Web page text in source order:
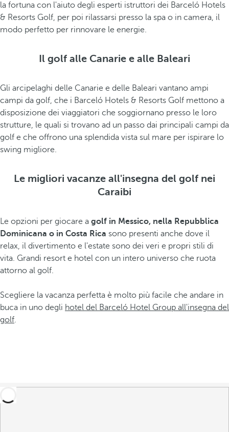
la fortuna con l'aiuto degli esperti istruttori dei Barceló Hotels
& Resorts Golf, per poi rilassarsi presso la spa o in camera, il
modo perfetto per rinnovare le energie.
Il golf alle Canarie e alle Baleari
Gli arcipelaghi delle Canarie e delle Baleari vantano ampi
campi da golf, che i Barceló Hotels & Resorts Golf mettono a
disposizione dei viaggiatori che soggiornano presso le loro
strutture, le quali si trovano ad un passo dai principali campi da
golf e che offrono una splendida vista sul mare per ispirare lo
swing migliore.
Le migliori vacanze all'insegna del golf nei
Caraibi
Le opzioni per giocare a golf in Messico, nella Repubblica
Dominicana o in Costa Rica sono presenti anche dove il
relax, il divertimento e l'estate sono dei veri e propri stili di
vita. Grandi resort e hotel con un intero universo che ruota
attorno al golf.
Scegliere la vacanza perfetta è molto più facile che andare in
buca in uno degli hotel del Barceló Hotel Group all'insegna del
golf.